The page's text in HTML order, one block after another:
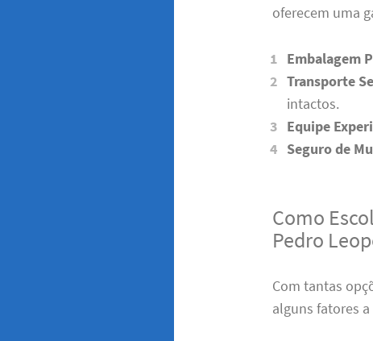
oferecem uma
Embalagem
Transporte
intactos.
Equipe
Seguro de
Como
Pedro
Com tantas
alguns fatores